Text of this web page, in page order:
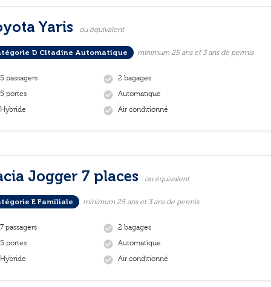
Yaris ou équivalent
D Citadine Automatique minimum 25 ans et 3 ans de permis
5 passagers check_circle 2 bagages
5 portes check_circle Automatique
Hybride check_circle Air conditionné
Jogger 7 places ou équivalent
E Familiale minimum 25 ans et 3 ans de permis
7 passagers check_circle 2 bagages
5 portes check_circle Automatique
Hybride check_circle Air conditionné